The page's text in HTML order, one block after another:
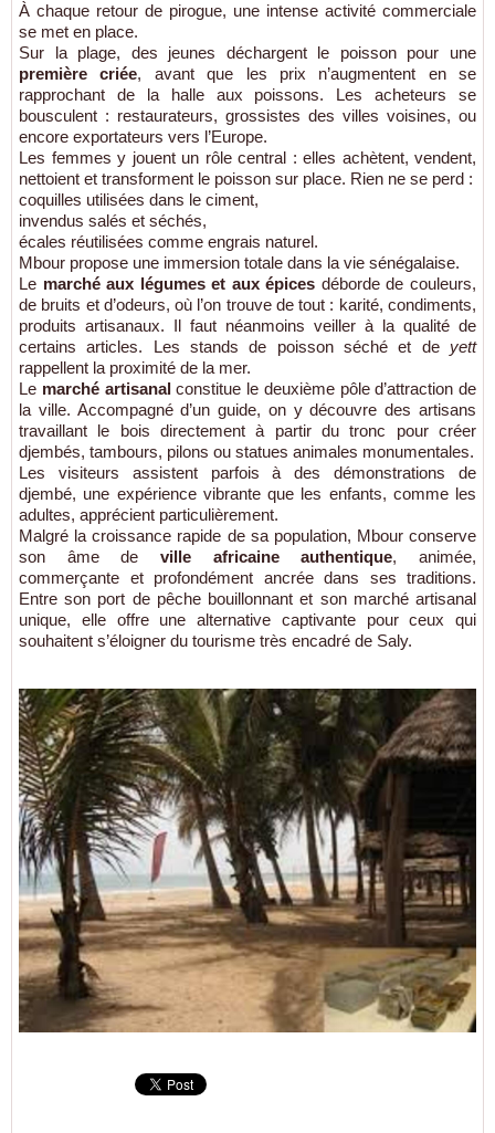
À chaque retour de pirogue, une intense activité commerciale
se met en place.
Sur la plage, des jeunes déchargent le poisson pour une
première criée, avant que les prix n’augmentent en se
rapprochant de la halle aux poissons. Les acheteurs se
bousculent : restaurateurs, grossistes des villes voisines, ou
encore exportateurs vers l’Europe.
Les femmes y jouent un rôle central : elles achètent, vendent,
nettoient et transforment le poisson sur place. Rien ne se perd :
coquilles utilisées dans le ciment,
invendus salés et séchés,
​écales réutilisées comme engrais naturel.
Mbour propose une immersion totale dans la vie sénégalaise.
Le marché aux légumes et aux épices déborde de couleurs,
de bruits et d’odeurs, où l’on trouve de tout : karité, condiments,
produits artisanaux. Il faut néanmoins veiller à la qualité de
certains articles. Les stands de poisson séché et de yett
rappellent la proximité de la mer.
Le marché artisanal constitue le deuxième pôle d’attraction de
la ville. Accompagné d’un guide, on y découvre des artisans
travaillant le bois directement à partir du tronc pour créer
djembés, tambours, pilons ou statues animales monumentales.
Les visiteurs assistent parfois à des démonstrations de
djembé, une expérience vibrante que les enfants, comme les
adultes, apprécient particulièrement.
Malgré la croissance rapide de sa population, Mbour conserve
son âme de ville africaine authentique, animée,
commerçante et profondément ancrée dans ses traditions.
Entre son port de pêche bouillonnant et son marché artisanal
unique, elle offre une alternative captivante pour ceux qui
souhaitent s’éloigner du tourisme très encadré de Saly.